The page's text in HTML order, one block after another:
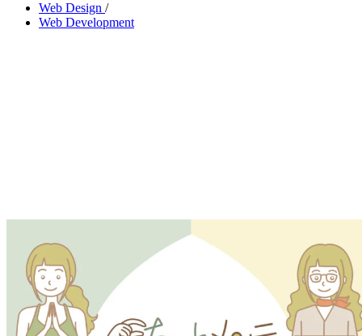
Web Design /
Web Development